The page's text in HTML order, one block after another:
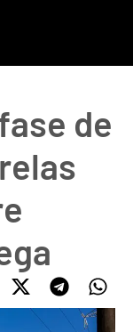
de